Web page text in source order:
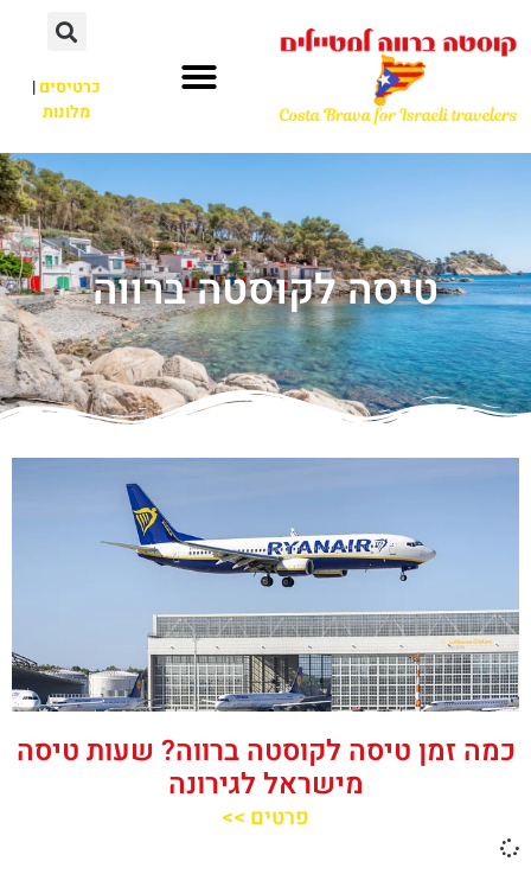
כרטיסים|
מלונות
טיסה לקוסטה ברווה
כמה זמן טיסה לקוסטה ברווה? שעות טיסה
מישראל לגירונה
פרטים >>